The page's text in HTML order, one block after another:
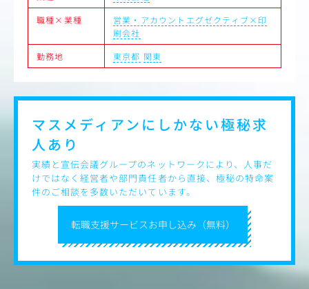
・国内地域と関連する案件が多く、観光誘客プロモーショ
ンや地域活性事業に携わることができる
・自社のリソースとして、イベント・HRコンサルティング
など、広告プロモーションに捉われない解決手法を有して
いる
・担当クライアントだけに限らない、新規案件へのチャレ
・フレキシブルな働き方（コアタイム無しのフレックス勤
【キャリアプラン】
広告事業のプロフェッショナルを目指すという一つのスペ
シャリストキャリアや、
イベント事業領域やHR領域の営業など、将来的に幅広いキ
ャリアパスが可能
（異動・出向によるキャリア形成、グループ内外において
職種×業種
営業・アカウントエグゼクティブ×印
刷会社
勤務地
東京都 関東
転職支援サービスお申し込み（無料）
マスメディアンにしかない極秘求
人あり
実績と宣伝会議グループのネットワークにより、人事だ
けではなく経営者や部門責任者から直接、極秘の特命案
件のご相談を多数いただいています。